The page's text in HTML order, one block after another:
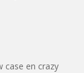
case en crazy